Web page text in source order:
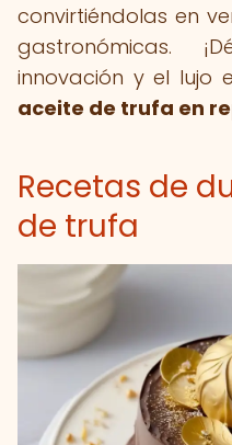
convirtiéndolas en
gastronómicas.
innovación y el lujo
aceite de trufa en
Recetas de
de trufa